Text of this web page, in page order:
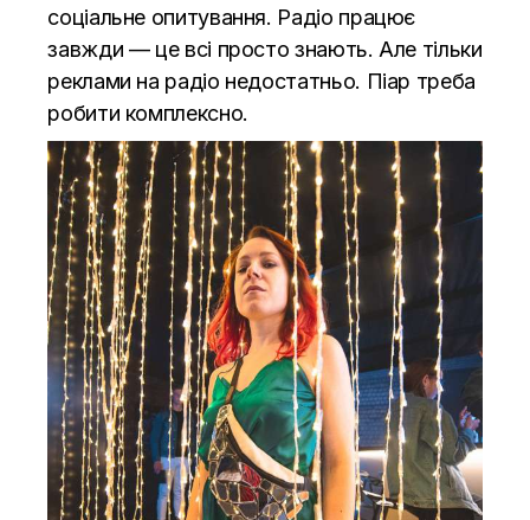
соціальне опитування. Радіо працює
завжди — це всі просто знають. Але тільки
реклами на радіо недостатньо. Піар треба
робити комплексно.